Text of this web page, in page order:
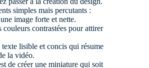
simples mais percutants :
image forte et nette.
couleurs contrastées pour attirer
lisible et concis qui résume
la vidéo.
de créer une miniature qui soit